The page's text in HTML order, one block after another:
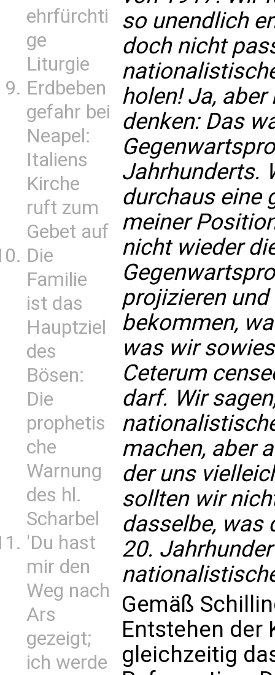
ehrfürchti
ge
Liturgie
Erdbeben
gefahr bei
Neapel:
Italiens
Kirche
ruft zum
Gebet auf
Die
Familie
ist das
Hauptziel
des
Bösen:
Die
prophetis
che
Warnung
des hl.
Scharbel
'Du hast
mir den
Weg nach
Ars
gezeigt;
ich werde
so unendlich
doch nicht
holen! Ja,
denken: Das
Jahrhunderts.
durchaus eine
meiner
nicht wieder
projizieren
bekommen,
was wir
Ceterum
darf. Wir
machen, aber
der uns
sollten wir
dasselbe, was
20.
Gemäß
Entstehen der
gleichzeitig